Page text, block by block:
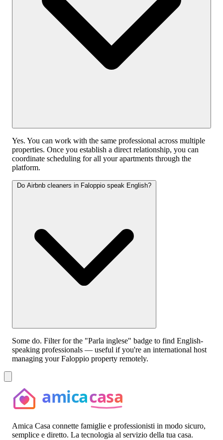
Yes. You can work with the same professional across multiple
properties. Once you establish a direct relationship, you can
coordinate scheduling for all your apartments through the
platform.
Do Airbnb cleaners in Faloppio speak English?
Some do. Filter for the "Parla inglese" badge to find English-
speaking professionals — useful if you're an international host
managing your Faloppio property remotely.
Amica Casa connette famiglie e professionisti in modo sicuro,
semplice e diretto. La tecnologia al servizio della tua casa.